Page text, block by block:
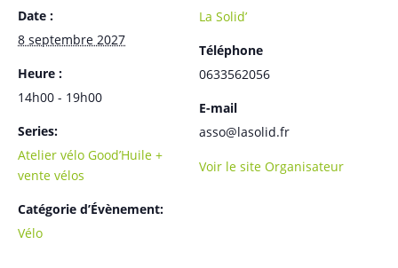
Date :
8 septembre 2027
Heure :
14h00 - 19h00
Series:
Atelier vélo Good’Huile +
vente vélos
Catégorie d’Évènement:
Vélo
La Solid’
Téléphone
0633562056
E-mail
asso@lasolid.fr
Voir le site Organisateur